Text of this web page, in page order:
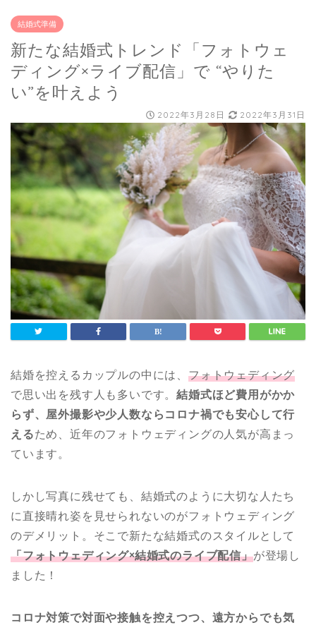
結婚式準備
新たな結婚式トレンド「フォトウェ
ディング×ライブ配信」で “やりた
い”を叶えよう
2022年3月28日 2022年3月31日
結婚を控えるカップルの中には、 フォトウェディング
で思い出を残す人も多いです。結婚式ほど費用がかか
らず、屋外撮影や少人数ならコロナ禍でも安心して行
えるため、近年のフォトウェディングの人気が高まっ
ています。
しかし写真に残せても、結婚式のように大切な人たち
に直接晴れ姿を見せられないのがフォトウェディング
のデメリット。そこで新たな結婚式のスタイルとして
「フォトウェディング×結婚式のライブ配信」が登場し
ました！
コロナ対策で対面や接触を控えつつ、遠方からでも気